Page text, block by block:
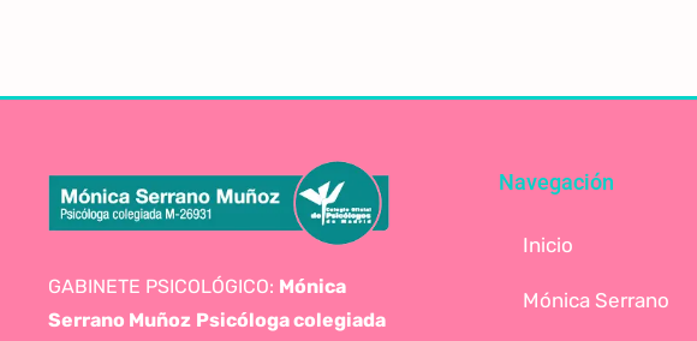
GABINETE PSICOLÓGICO: Mónica
Serrano Muñoz Psicóloga colegiada
Navegación
Inicio
Mónica Serrano